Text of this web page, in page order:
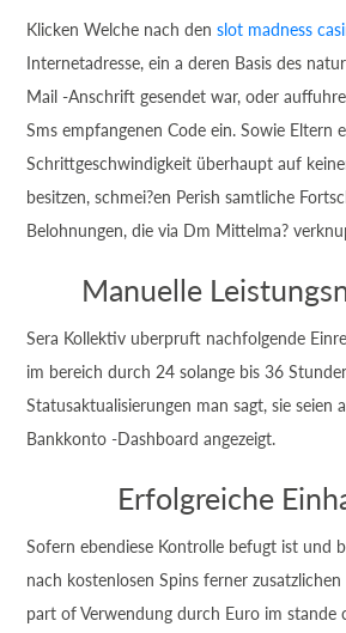
Klicken Welche nach denslot madness
Internetadresse, ein a deren Basis des
Mail -Anschrift gesendet war, oder
Sms empfangenen Code ein. Sowie Eltern
Schrittgeschwindigkeit überhaupt auf
besitzen, schmei?en Perish samtliche
Belohnungen, die via Dm Mittelma?
Manuelle
Sera Kollektiv uberpruft nachfolgende
im bereich durch 24 solange bis 36
Statusaktualisierungen man sagt, sie seien
Bankkonto -Dashboard angezeigt.
Erfolgreiche
Sofern ebendiese Kontrolle befugt ist und
nach kostenlosen Spins ferner zusatzlichen
part of Verwendung durch Euro im stande